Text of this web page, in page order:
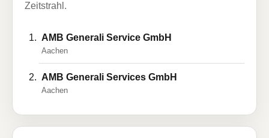
Zeitstrahl.
AMB Generali Service GmbH
Aachen
AMB Generali Services GmbH
Aachen